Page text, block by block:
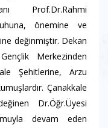
Prof.Dr.Rahmi
önemine ve
değinmiştir. Dekan
Merkezinden
Şehitlerine, Arzu
Çanakkale
Dr.Öğr.Üyesi
devam eden